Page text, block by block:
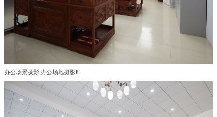
办公场景摄影,办公场地摄影8